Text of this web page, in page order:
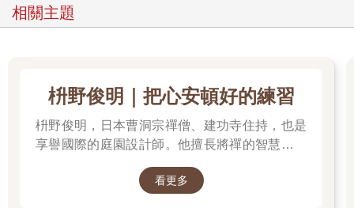
相關主題
枡野俊明｜把心安頓好的練習
枡野俊明，日本曹洞宗禪僧、建功寺住持，也是
享譽國際的庭園設計師。他擅長將禪的智慧化為
人際關係、比較與執著。 從《別對每件事都有反
看更多